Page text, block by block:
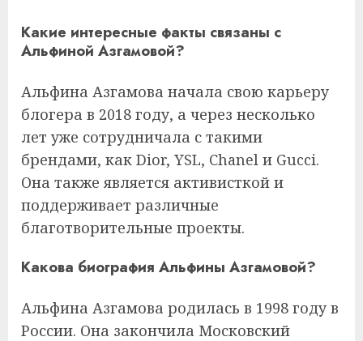
Какие интересные факты связаны с
Альфиной Азгамовой?
Альфина Азгамова начала свою карьеру
блогера в 2018 году, а через несколько
лет уже сотрудничала с такими
брендами, как Dior, YSL, Chanel и Gucci.
Она также является активисткой и
поддерживает различные
благотворительные проекты.
Какова биография Альфины Азгамовой?
Альфина Азгамова родилась в 1998 году в
России. Она закончила Московский